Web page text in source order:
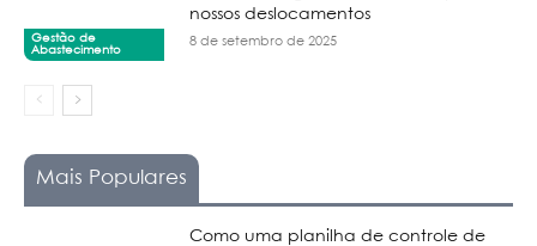
Gestão de
Abastecimento
nossos deslocamentos
8 de setembro de 2025
Mais Populares
Como uma planilha de controle de